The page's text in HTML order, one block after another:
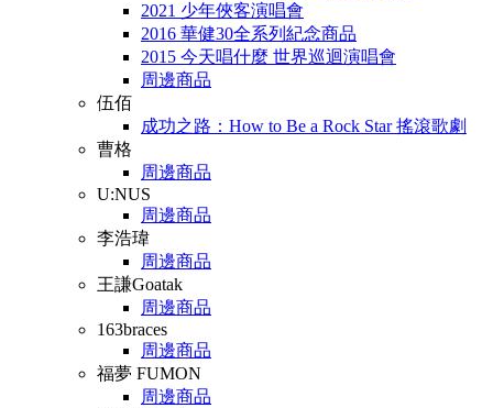
2021 少年俠客演唱會
2016 華健30全系列紀念商品
2015 今天唱什麼 世界巡迴演唱會
周邊商品
伍佰
成功之路：How to Be a Rock Star 搖滾歌劇
曹格
周邊商品
U:NUS
周邊商品
李浩瑋
周邊商品
王謙Goatak
周邊商品
163braces
周邊商品
福夢 FUMON
周邊商品